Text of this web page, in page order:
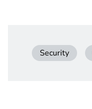
Security